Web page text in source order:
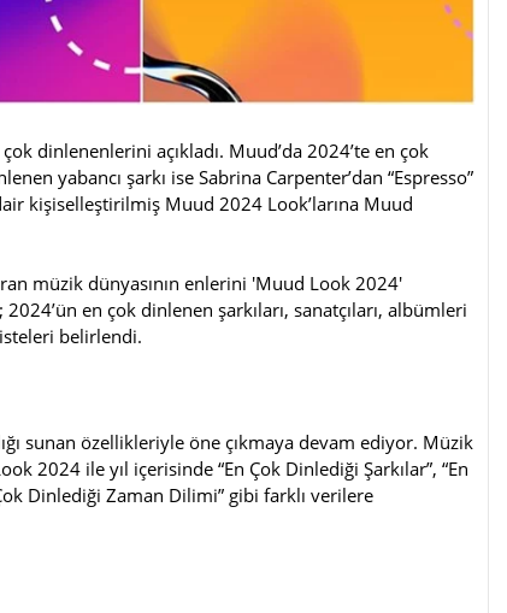
dinlenenlerini açıkladı. Muud’da 2024’te en çok
yabancı şarkı ise Sabrina Carpenter’dan “Espresso”
kişiselleştirilmiş Muud 2024 Look’larına Muud
müzik dünyasının enlerini 'Muud Look 2024'
en çok dinlenen şarkıları, sanatçıları, albümleri
belirlendi.
sunan özellikleriyle öne çıkmaya devam ediyor. Müzik
2024 ile yıl içerisinde “En Çok Dinlediği Şarkılar”, “En
Dinlediği Zaman Dilimi” gibi farklı verilere